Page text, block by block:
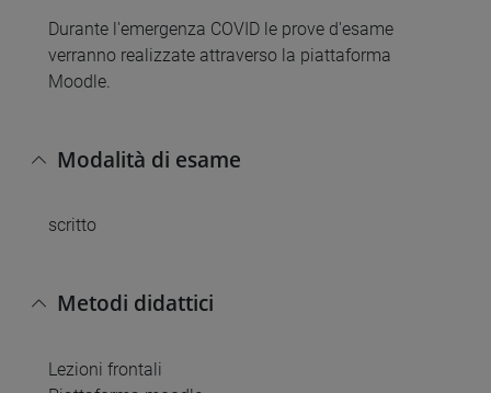
Durante l'emergenza COVID le prove d'esame
verranno realizzate attraverso la piattaforma
Moodle.
Modalità di esame
scritto
Metodi didattici
Lezioni frontali